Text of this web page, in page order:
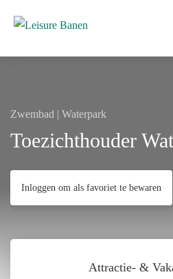
Zwembad | Waterpark
Toezichthouder
Inloggen om als favoriet te bewaren
Attractie- &